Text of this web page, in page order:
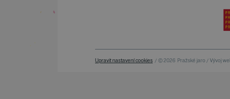
Upravit nastavení cookies / © 2026 Pražské jaro / Vývoj